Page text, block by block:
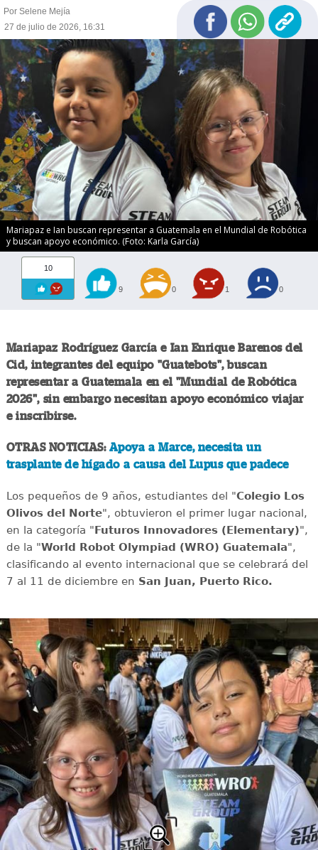
Por Selene Mejía
27 de julio de 2026, 16:31
Mariapaz e Ian buscan representar a Guatemala en el Mundial de Robótica
y buscan apoyo económico. (Foto: Karla García)
10
9 0 1 0
Mariapaz Rodríguez García e Ian Enrique Barenos del
Cid, integrantes del equipo "Guatebots", buscan
representar a Guatemala en el "Mundial de Robótica
2026", sin embargo necesitan apoyo económico viajar
e inscribirse.
OTRAS NOTICIAS: Apoya a Marce, necesita un
trasplante de hígado a causa del Lupus que padece
Los pequeños de 9 años, estudiantes del "Colegio Los
Olivos del Norte", obtuvieron el primer lugar nacional,
en la categoría "Futuros Innovadores (Elementary)",
de la "World Robot Olympiad (WRO) Guatemala",
clasificando al evento internacional que se celebrará del
7 al 11 de diciembre en San Juan, Puerto Rico.